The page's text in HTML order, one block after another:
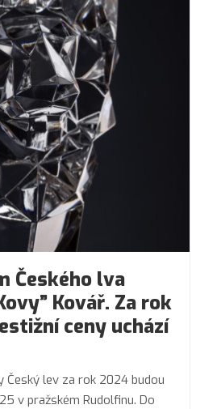
Českého lva
Kovář. Za rok
ceny uchází
Český lev za rok 2024 budou
v pražském Rudolfinu. Do